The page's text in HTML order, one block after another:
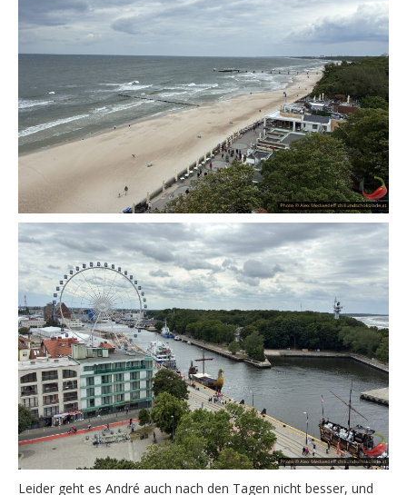
Leider geht es André auch nach den Tagen nicht besser, und